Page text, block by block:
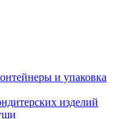
и упаковка
изделий